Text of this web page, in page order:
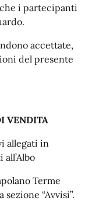
i partecipanti
accettate,
del presente
VENDITA
allegati in
Terme
“Avvisi”.